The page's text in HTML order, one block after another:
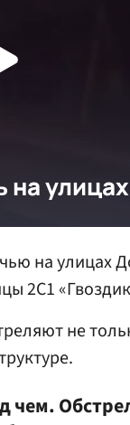
на улицах
2С1
не
чем.